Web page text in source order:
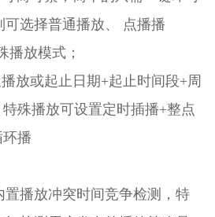
选择普通播放、 点播播
播放模式；
放或起止日期+起止时间段+周
殊播放可设置定时插播+整点
播
置播放冲突时间竞争检测，特